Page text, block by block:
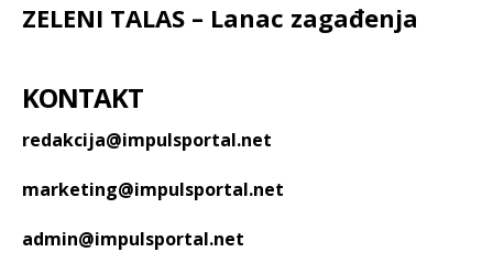
ZELENI TALAS – Lanac zagađenja
KONTAKT
redakcija@impulsportal.net
marketing@impulsportal.net
admin@impulsportal.net